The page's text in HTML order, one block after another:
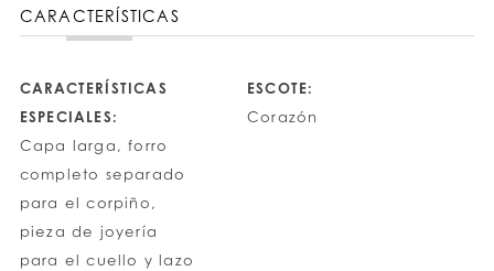
CARACTERÍSTICAS
CARACTERÍSTICAS
ESPECIALES:
Capa larga, forro
completo separado
para el corpiño,
pieza de joyería
para el cuello y lazo
ESCOTE:
Corazón